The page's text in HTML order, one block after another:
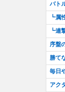
バト
┗属
┗連
序盤
勝て
毎日
アク